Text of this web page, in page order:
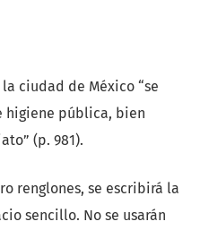
ciudad de México “se
higiene pública, bien
(p. 981).
renglones, se escribirá la
sencillo. No se usarán